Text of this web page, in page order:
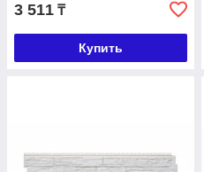
3 511 ₸
Купить